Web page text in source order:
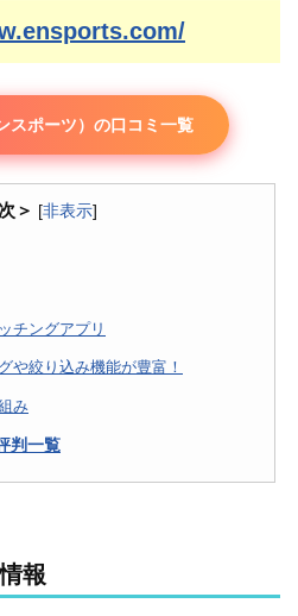
スポーツ）の口コミ一覧
＞ [非表示]
チングアプリ
や絞り込み機能が豊富！
み
判一覧
報